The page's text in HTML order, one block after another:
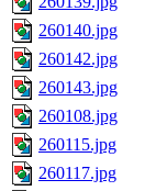
260140.jpg
260142.jpg
260143.jpg
260108.jpg
260115.jpg
260117.jpg